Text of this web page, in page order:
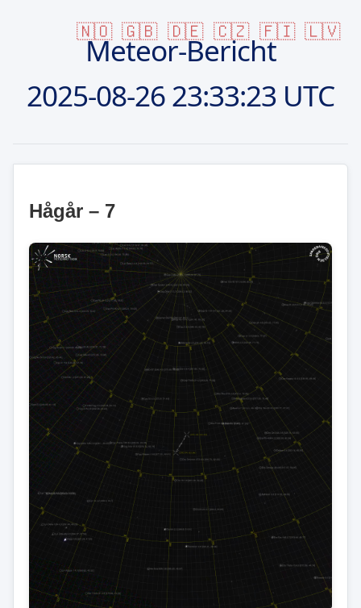
🇳🇴 🇬🇧 🇩🇪 🇨🇿 🇫🇮 🇱🇻
Meteor-Bericht
2025-08-2623:33:23 UTC
Hågår – 7